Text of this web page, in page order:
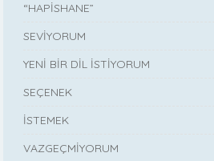
“HAPİSHANE”
SEVİYORUM
YENİ BİR DİL İSTİYORUM
SEÇENEK
İSTEMEK
VAZGEÇMİYORUM